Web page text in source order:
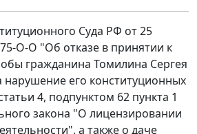
Суда РФ от 25
О-О "Об отказе в принятии к
гражданина Томилина Сергея
нарушение его конституционных
4, подпунктом 62 пункта 1
закона "О лицензировании
а также о даче